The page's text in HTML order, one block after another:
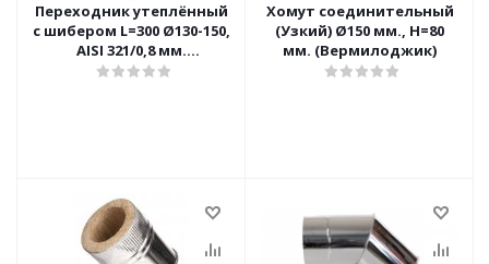
Переходник утеплённый
с шибером L=300 Ø130-150,
AISI 321/0,8 мм.
(Вермилоджик)
Хомут соединительный
(Узкий) Ø150 мм., Н=80
мм. (Вермилоджик)